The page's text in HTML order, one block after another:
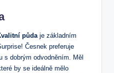
půdaje základním
Česnek preferuje
s dobrým odvodněním. ⁣Měl
by‍ se ideálně mělo